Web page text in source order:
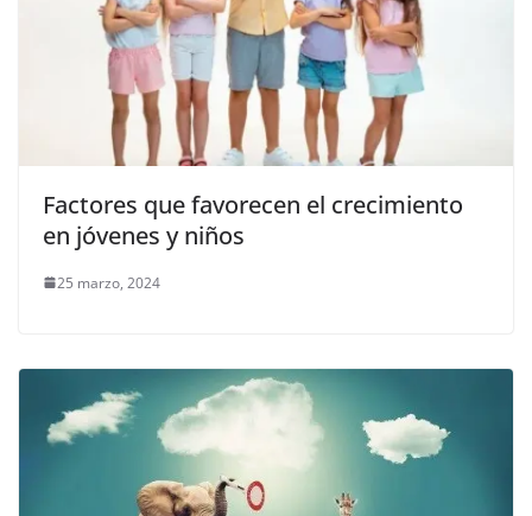
Factores que favorecen el crecimiento
en jóvenes y niños
25 marzo, 2024